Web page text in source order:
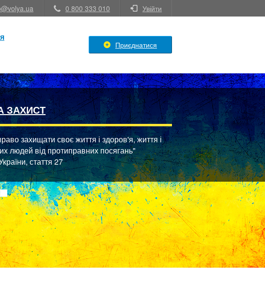
0 800 333 010 Увійти
Приєднатися
ЗАХИСТ
захищати своє життя і здоров'я, життя і
людей від протиправних посягань"
стаття 27